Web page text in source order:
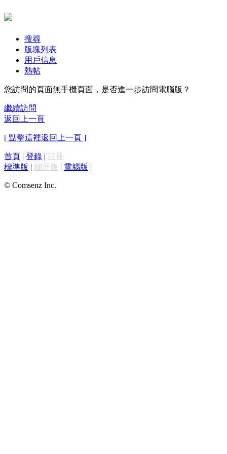
搜尋
版塊列表
用戶信息
熱帖
您訪問的頁面無手機頁面，是否進一步訪問電腦版？
繼續訪問
返回上一頁
[ 點擊這裡返回上一頁 ]
首頁 | 登錄 | 註冊
標準版 | 觸屏版 | 電腦版 |
© Comsenz Inc.